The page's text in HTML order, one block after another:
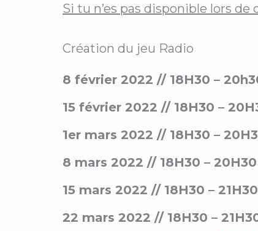
Si tu n’es pas disponible lors de
Création du jeu Radio
8 février 2022 // 18H30 –
15 février 2022 // 18H30 –
1er mars 2022 // 18H30 –
8 mars 2022 // 18H30 –
15 mars 2022 // 18H30 –
22 mars 2022 // 18H30 –